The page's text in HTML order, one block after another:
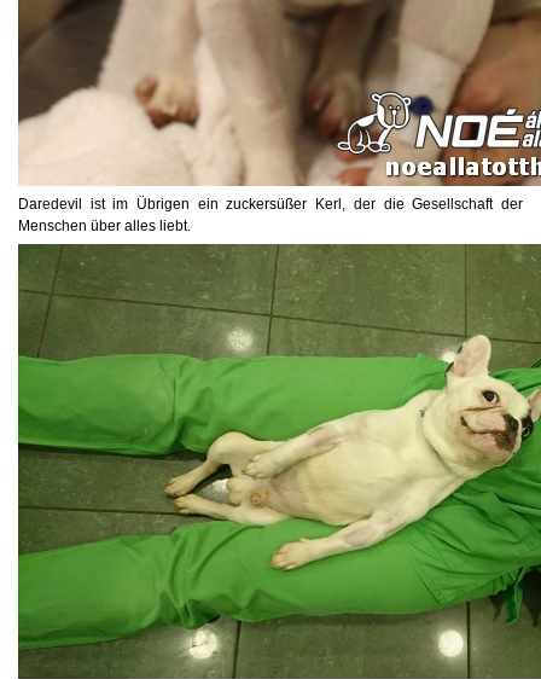
Daredevil ist im Übrigen ein zuckersüßer Kerl, der die Gesellschaft der
Menschen über alles liebt.